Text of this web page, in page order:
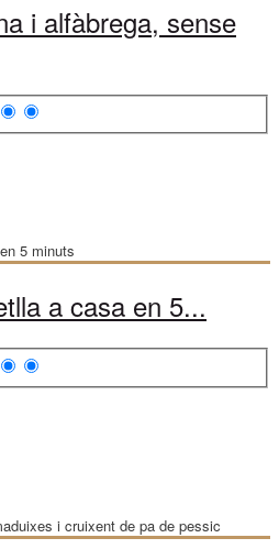
i alfàbrega, sense
a casa en 5...